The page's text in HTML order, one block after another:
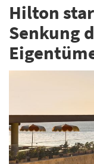
Hilton
Senkung